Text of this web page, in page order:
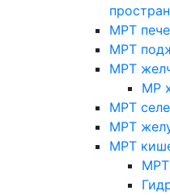
МРТ
МРТ
МРТ
МР
МРТ
МРТ
МРТ